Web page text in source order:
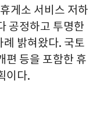
게소 서비스 저하
공정하고 투명한
밝혀왔다. 국토
편 등을 포함한 휴
이다.